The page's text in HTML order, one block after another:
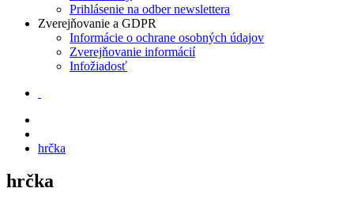
Prihlásenie na odber newslettera
Zverejňovanie a GDPR
Informácie o ochrane osobných údajov
Zverejňovanie informácií
Infožiadosť
hrčka
hrčka